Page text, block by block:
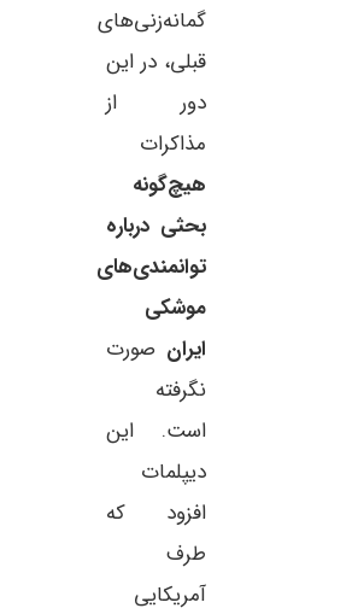
گمانه‌زنی‌های
قبلی، در این
دور از
مذاکرات
هیچ‌گونه
بحثی درباره
توانمندی‌های
موشکی
ایران صورت
نگرفته
است. این
دیپلمات
افزود که
طرف
آمریکایی